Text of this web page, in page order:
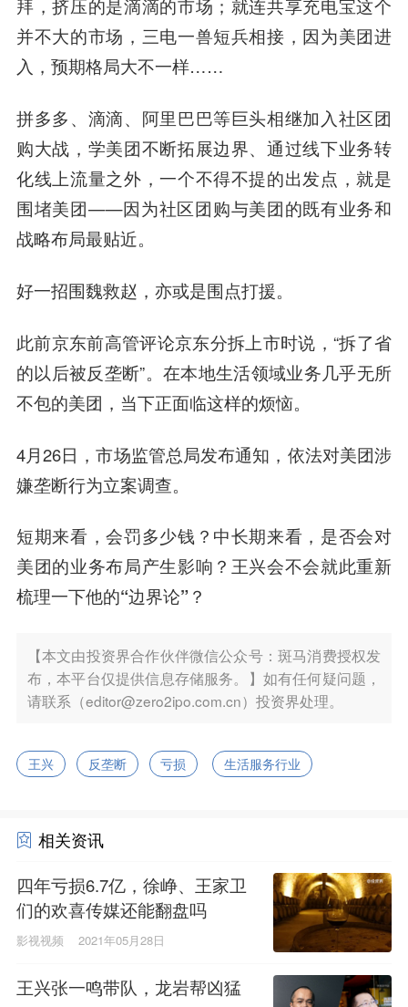
拜，挤压的是滴滴的市场；就连共享充电宝这个
并不大的市场，三电一兽短兵相接，因为美团进
入，预期格局大不一样……
拼多多、滴滴、 阿里巴巴等巨头相继加入社区团
购大战，学美团不断拓展边界、通过线下业务转
化线上流量之外，一个不得不提的出发点，就是
围堵美团——因为社区团购与美团的既有业务和
战略布局最贴近。
好一招围魏救赵，亦或是围点打援。
此前京东前高管评论京东分拆上市时说，“拆了省
的以后被反垄断”。在本地生活领域业务几乎无所
不包的美团，当下正面临这样的烦恼。
4月26日，市场监管总局发布通知，依法对美团涉
嫌垄断行为立案调查。
短期来看，会罚多少钱？中长期来看， 是否会对
美团的业务布局产生影响？王兴会不会就此重新
梳理一下他的“边界论”？
【本文由投资界合作伙伴微信公众号：斑马消费授权发
布，本平台仅提供信息存储服务。】如有任何疑问题，
请联系（editor@zero2ipo.com.cn）投资界处理。
王兴 反垄断 亏损 生活服务行业
相关资讯
四年亏损6.7亿，徐峥、王家卫
们的欢喜传媒还能翻盘吗
影视视频 2021年05月28日
王兴张一鸣带队，龙岩帮凶猛